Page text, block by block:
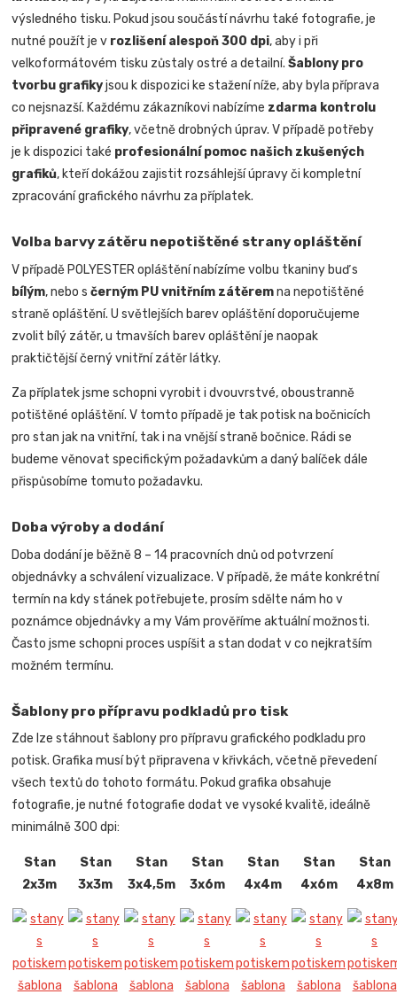
výsledného tisku. Pokud jsou součástí návrhu také fotografie, je
nutné použít je v rozlišení alespoň 300 dpi, aby i při
velkoformátovém tisku zůstaly ostré a detailní.Šablony pro
tvorbu grafikyjsou k dispozici ke stažení níže, aby byla příprava
co nejsnazší. Každému zákazníkovi nabízíme zdarma kontrolu
připravené grafiky, včetně drobných úprav. V případě potřeby
je k dispozici také profesionální pomoc našich zkušených
grafiků, kteří dokážou zajistit rozsáhlejší úpravy či kompletní
zpracování grafického návrhu za příplatek.
Volba barvy zátěru nepotištěné strany opláštění
V případě POLYESTER opláštění nabízíme volbu tkaniny buď s
bílým, nebo sčerným PU vnitřním zátěremna nepotištěné
straně opláštění. U světlejších barev opláštění doporučujeme
zvolit bílý zátěr, u tmavších barev opláštění je naopak
praktičtější černý vnitřní zátěr látky.
Za příplatek jsme schopni vyrobit i dvouvrstvé, oboustranně
potištěné opláštění. V tomto případě je tak potisk na bočnicích
pro stan jak na vnitřní, tak i na vnější straně bočnice. Rádi se
budeme věnovat specifickým požadavkům a daný balíček dále
přispůsobíme tomuto požadavku.
Doba výroby a dodání
Doba dodání je běžně 8 – 14 pracovních dnů od potvrzení
objednávky a schválení vizualizace. V případě, že máte konkrétní
termín na kdy stánek potřebujete, prosím sdělte nám ho v
poznámce objednávky a my Vám prověříme aktuální možnosti.
Často jsme schopni proces uspíšit a stan dodat v co nejkratším
možném termínu.
Šablony pro přípravu podkladů pro tisk
Zde lze stáhnout šablony pro přípravu grafického podkladu pro
potisk. Grafika musí být připravena v křivkách, včetně převedení
všech textů do tohoto formátu. Pokud grafika obsahuje
fotografie, je nutné fotografie dodat ve vysoké kvalitě, ideálně
minimálně 300 dpi:
Stan
2x3m
Stan
3x3m
Stan
3x4,5m
Stan
3x6m
Stan
4x4m
Stan
4x6m
Stan
4x8m